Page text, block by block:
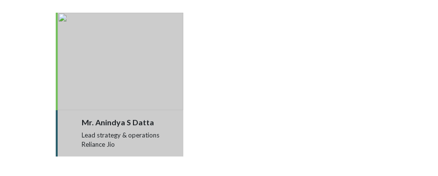
Mr. Anindya S Datta
Lead strategy & operations
Reliance Jio